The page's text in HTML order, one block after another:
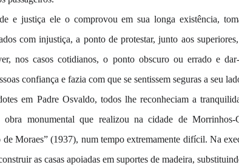
e justiça ele o comprovou em sua longa existência,
com injustiça, a ponto de protestar, junto aos
nos casos cotidianos, o ponto obscuro ou errado e
confiança e fazia com que se sentissem seguras a seu
em Padre Osvaldo, todos lhe reconheciam a
monumental que realizou na cidade de
de Moraes” (1937), num tempo extremamente difícil. Na
as casas apoiadas em suportes de madeira,